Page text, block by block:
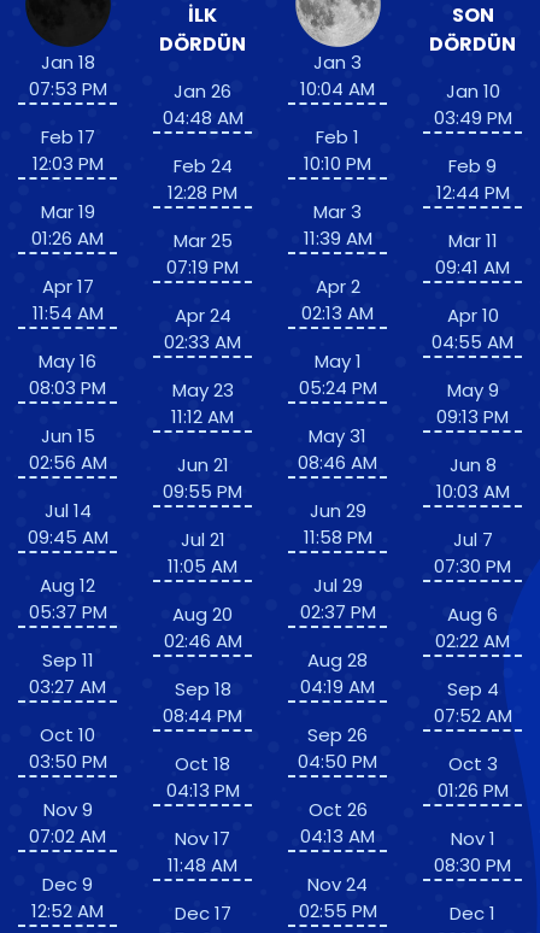
Jan 18
07:53 PM
Feb 17
12:03 PM
Mar 19
01:26 AM
Apr 17
11:54 AM
May 16
08:03 PM
Jun 15
02:56 AM
Jul 14
09:45 AM
Aug 12
05:37 PM
Sep 11
03:27 AM
Oct 10
03:50 PM
Nov 9
07:02 AM
Dec 9
12:52 AM
İLK
DÖRDÜN
Jan 26
04:48 AM
Feb 24
12:28 PM
Mar 25
07:19 PM
Apr 24
02:33 AM
May 23
11:12 AM
Jun 21
09:55 PM
Jul 21
11:05 AM
Aug 20
02:46 AM
Sep 18
08:44 PM
Oct 18
04:13 PM
Nov 17
11:48 AM
Dec 17
Jan 3
10:04 AM
Feb 1
10:10 PM
Mar 3
11:39 AM
Apr 2
02:13 AM
May 1
05:24 PM
May 31
08:46 AM
Jun 29
11:58 PM
Jul 29
02:37 PM
Aug 28
04:19 AM
Sep 26
04:50 PM
Oct 26
04:13 AM
Nov 24
02:55 PM
SON
DÖRDÜN
Jan 10
03:49 PM
Feb 9
12:44 PM
Mar 11
09:41 AM
Apr 10
04:55 AM
May 9
09:13 PM
Jun 8
10:03 AM
Jul 7
07:30 PM
Aug 6
02:22 AM
Sep 4
07:52 AM
Oct 3
01:26 PM
Nov 1
08:30 PM
Dec 1